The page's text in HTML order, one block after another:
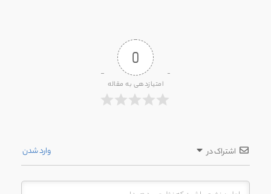
0
امتیازدهی به مقاله
اشتراک در وارد شدن